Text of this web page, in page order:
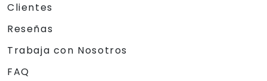
Clientes
Reseñas
Trabaja con Nosotros
FAQ